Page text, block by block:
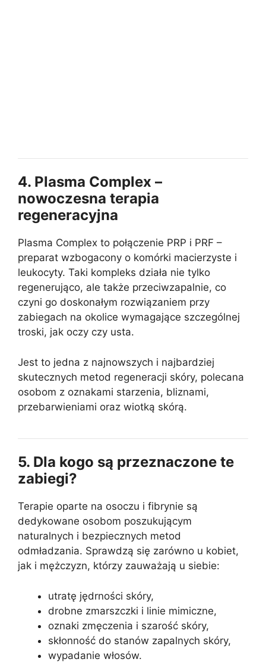
4. Plasma Complex –
nowoczesna terapia
regeneracyjna
Plasma Complex to połączenie PRP i PRF –
preparat wzbogacony o komórki macierzyste i
leukocyty. Taki kompleks działa nie tylko
regenerująco, ale także przeciwzapalnie, co
czyni go doskonałym rozwiązaniem przy
zabiegach na okolice wymagające szczególnej
troski, jak oczy czy usta.
Jest to jedna z najnowszych i najbardziej
skutecznych metod regeneracji skóry, polecana
osobom z oznakami starzenia, bliznami,
przebarwieniami oraz wiotką skórą.
5. Dla kogo są przeznaczone te
zabiegi?
Terapie oparte na osoczu i fibrynie są
dedykowane osobom poszukującym
naturalnych i bezpiecznych metod
odmładzania. Sprawdzą się zarówno u kobiet,
jak i mężczyzn, którzy zauważają u siebie:
utratę jędrności skóry,
drobne zmarszczki i linie mimiczne,
oznaki zmęczenia i szarość skóry,
skłonność do stanów zapalnych skóry,
wypadanie włosów.